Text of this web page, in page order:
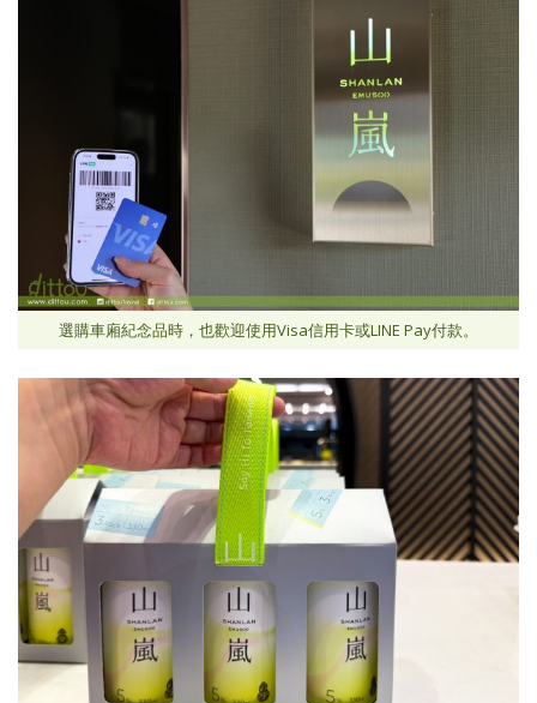
選購車廂紀念品時，也歡迎使用Visa信用卡或LINE Pay付款。